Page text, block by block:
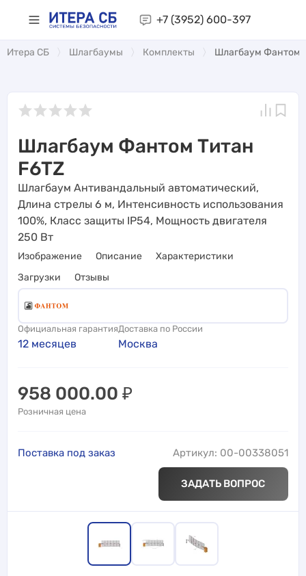
+7 (3952) 600-397
Итера СБ Шлагбаумы Комплекты Шлагбаум Фантом
Шлагбаум Фантом Титан
F6TZ
Шлагбаум Антивандальный автоматический,
Длина стрелы 6 м, Интенсивность использования
100%, Класс защиты IP54, Мощность двигателя
250 Вт
Изображение Описание
Характеристики
Загрузки
Отзывы
Официальная гарантия
12 месяцев
Доставка по России
Москва
958 000.00 ₽
Розничная цена
Поставка под заказ Артикул: 00-00338051
ЗАДАТЬ ВОПРОС